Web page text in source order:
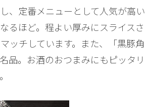
、定番メニューとして人気が高い
るほど。程よい厚みにスライスさ
ッチしています。また、「黒豚角
品。お酒のおつまみにもピッタリ